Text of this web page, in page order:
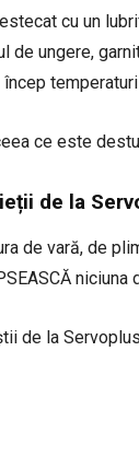
cu un
de ungere,
încep
ce este
de la
de vară, de
de la